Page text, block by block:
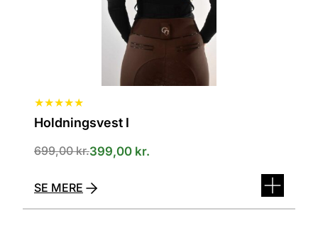
★★★★★
Holdningsvest I
699,00kr.399,00 kr.
SE MERE